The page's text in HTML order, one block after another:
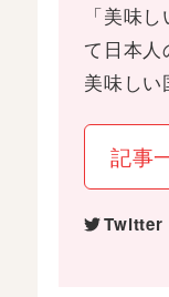
「美味
て日本
美味し
記事
Twitter